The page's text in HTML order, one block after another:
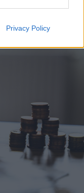
Privacy Policy